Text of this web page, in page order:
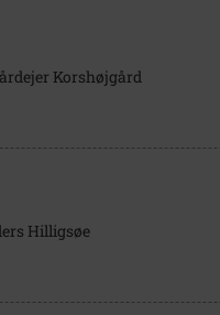
Korshøjgård
Hilligsøe